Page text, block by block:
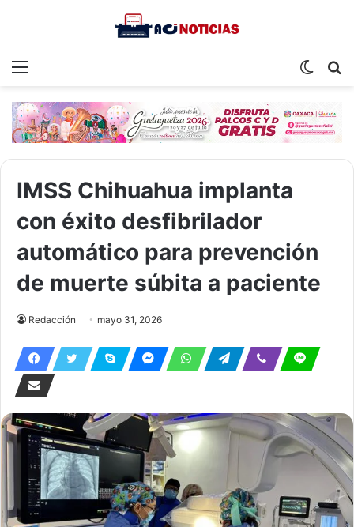
Menu
Switch
IMSS Chihuahua implanta
con éxito desfibrilador
automático para prevención
de muerte súbita a paciente
Redacción mayo 31, 2026